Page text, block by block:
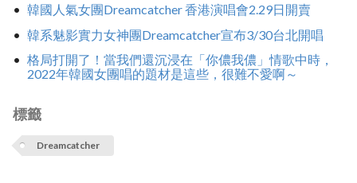
韓國人氣女團Dreamcatcher 香港演唱會2.29日開賣
韓系魅影實力女神團Dreamcatcher宣布3/30台北開唱
格局打開了！當我們還沉浸在「你儂我儂」情歌中時，
2022年韓國女團唱的題材是這些，很難不愛啊～
標籤
Dreamcatcher